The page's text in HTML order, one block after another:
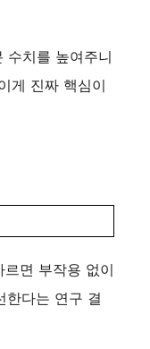
수치를 높여주니
게 진짜 핵심이
르면 부작용 없이
한다는 연구 결